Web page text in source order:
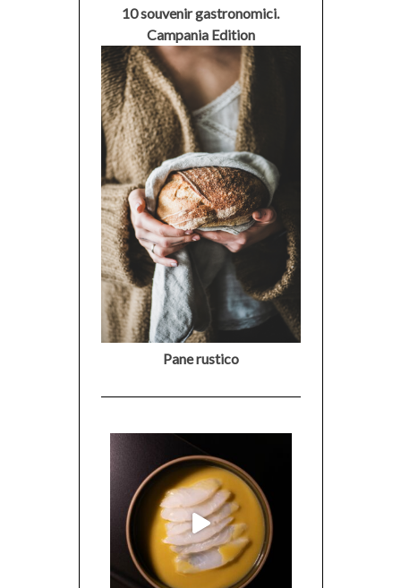
10 souvenir gastronomici.
Campania Edition
Pane rustico